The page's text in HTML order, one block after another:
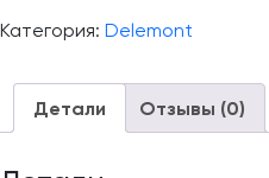
Категория: Delemont
Детали Отзывы (0)